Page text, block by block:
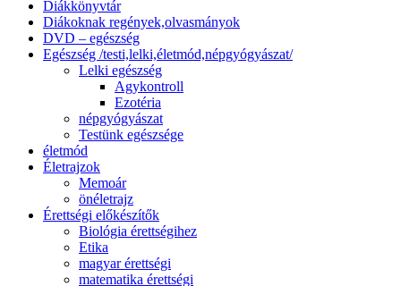
Diákkönyvtár
Diákoknak regények,olvasmányok
DVD – egészség
Egészség /testi,lelki,életmód,népgyógyászat/
Lelki egészség
Agykontroll
Ezotéria
népgyógyászat
Testünk egészsége
életmód
Életrajzok
Memoár
önéletrajz
Érettségi előkészítők
Biológia érettségihez
Etika
magyar érettségi
matematika érettségi